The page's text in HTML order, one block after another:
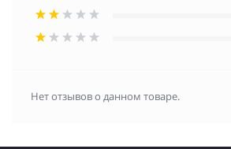
Нет отзывов о данном товаре.